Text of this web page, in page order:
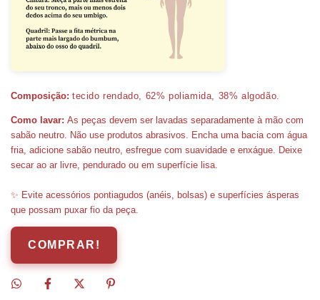
Composição: tecido rendado, 62% poliamida, 38% algodão.
Como lavar: As peças devem ser lavadas separadamente à mão com
sabão neutro. Não use produtos abrasivos. Encha uma bacia com água
fria, adicione sabão neutro, esfregue com suavidade e enxágue. Deixe
secar ao ar livre, pendurado ou em superfície lisa.
✨ Evite acessórios pontiagudos (anéis, bolsas) e superfícies ásperas
que possam puxar fio da peça.
COMPRAR!